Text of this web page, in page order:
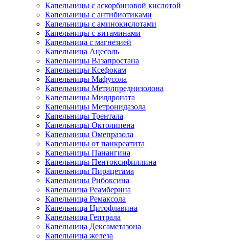
Капельницы с аскорбиновой кислотой
Капельницы с антибиотиками
Капельницы с аминокислотами
Капельницы с витаминами
Капельница с магнезией
Капельница Ацесоль
Капельницы Вазапростана
Капельницы Ксефокам
Капельницы Мафусола
Капельницы Метилпреднизолона
Капельницы Милдроната
Капельницы Метронидазола
Капельницы Трентала
Капельницы Октолипена
Капельницы Омепразола
Капельницы от панкреатита
Капельницы Панангина
Капельницы Пентоксифиллина
Капельницы Пирацетама
Капельницы Рибоксина
Капельница Реамберина
Капельница Ремаксола
Капельница Цитофлавина
Капельница Гептрала
Капельница Дексаметазона
Капельница железа